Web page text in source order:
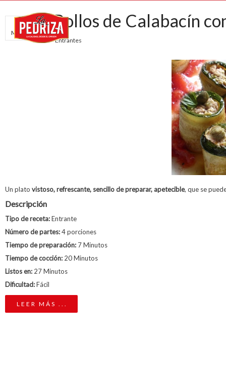
MIÉ
MAR 30
Rollos de Calabacín
Entrantes
Un plato vistoso, refrescante, sencillo de preparar, apetecible, que se
Descripción
Tipo de receta:Entrante
Número de partes:4 porciones
Tiempo de preparación: 7 Minutos
Tiempo de cocción: 20 Minutos
Listos en: 27 Minutos
Dificultad:Fácil
LEER MÁS ...